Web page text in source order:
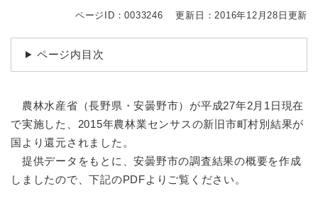
ページID：0033246 更新日：2016年12月28日更新
ページ内目次
農林水産省（長野県・安曇野市）が平成27年2月1日現在
で実施した、2015年農林業センサスの新旧市町村別結果が
国より還元されました。
提供データをもとに、安曇野市の調査結果の概要を作成
しましたので、下記のPDFよりご覧ください。